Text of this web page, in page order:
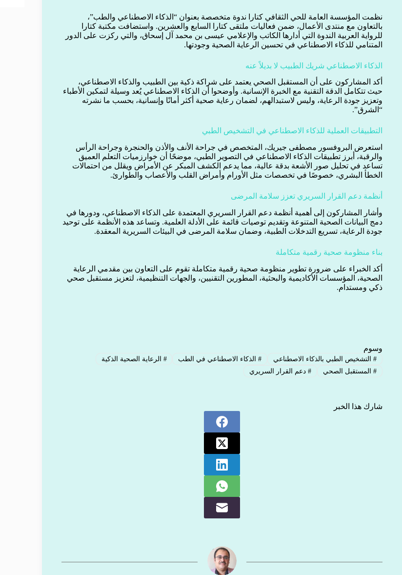
نظمت المؤسسة العامة للحي الثقافي كتارا ندوة متخصصة بعنوان “الذكاء الاصطناعي والطب”،
بالتعاون مع منتدى الأعمال، ضمن فعاليات ملتقى كتارا السابع والعشرين. واستضافت مكتبة كتارا
للرواية العربية الندوة التي أدارها الكاتب والإعلامي عيسى بن محمد آل إسحاق، والتي ركزت على الدور
المتنامي للذكاء الاصطناعي في تحسين الرعاية الصحية وجودتها.
الذكاء الاصطناعي شريك الطبيب لا بديلاً عنه
أكد المشاركون على أن المستقبل الصحي يعتمد على شراكة ذكية بين الطبيب والذكاء الاصطناعي،
حيث تتكامل الدقة التقنية مع الخبرة الإنسانية. وأوضحوا أن الذكاء الاصطناعي يُعد وسيلة لتمكين الأطباء
وتعزيز جودة الرعاية، وليس لاستبدالهم، لضمان رعاية صحية أكثر أمانًا وإنسانية، بحسب ما نشرته
“الشرق”.
التطبيقات العملية للذكاء الاصطناعي في التشخيص الطبي
استعرض البروفسور مصطفى جيريك، المتخصص في جراحة الأنف والأذن والحنجرة وجراحة الرأس
والرقبة، أبرز تطبيقات الذكاء الاصطناعي في التصوير الطبي، موضحًا أن خوارزميات التعلم العميق
تساعد في تحليل صور الأشعة بدقة عالية، مما يدعم الكشف المبكر عن الأمراض ويقلل من احتمالات
الخطأ البشري، خصوصًا في تخصصات مثل الأورام وأمراض القلب والأعصاب والطوارئ.
أنظمة دعم القرار السريري تعزز سلامة المرضى
وأشار المشاركون إلى أهمية أنظمة دعم القرار السريري المعتمدة على الذكاء الاصطناعي، ودورها في
دمج البيانات الصحية المتنوعة وتقديم توصيات قائمة على الأدلة العلمية. وتساعد هذه الأنظمة على توحيد
جودة الرعاية، تسريع التدخلات الطبية، وضمان سلامة المرضى في البيئات السريرية المعقدة.
بناء منظومة صحية رقمية متكاملة
أكد الخبراء على ضرورة تطوير منظومة صحية رقمية متكاملة تقوم على التعاون بين مقدمي الرعاية
الصحية، المؤسسات الأكاديمية والبحثية، المطورين التقنيين، والجهات التنظيمية، لتعزيز مستقبل صحي
ذكي ومستدام.
وسوم
#التشخيص الطبي بالذكاء الاصطناعي #الذكاء الاصطناعي في الطب # الرعاية الصحية الذكية
#المستقبل الصحي #دعم القرار السريري
شارك هذا الخبر